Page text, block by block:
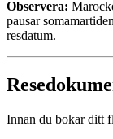
Observera:
pausar
resdatum.
Innan du bokar ditt